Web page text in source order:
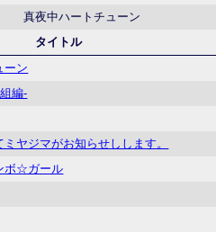
真夜中ハートチューン
タイトル
ーン
編-
ヤジマがお知らせしします。
ボ☆ガール